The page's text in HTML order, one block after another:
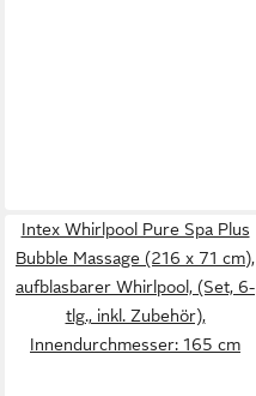
Intex Whirlpool Pure Spa Plus
Bubble Massage (216 x 71 cm),
aufblasbarer Whirlpool, (Set, 6-
tlg., inkl. Zubehör),
Innendurchmesser: 165 cm